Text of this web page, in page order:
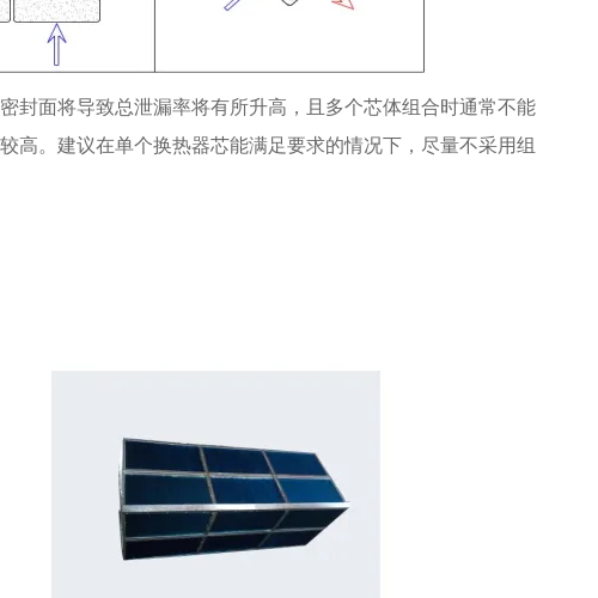
封面将导致总泄漏率将有所升高，且多个芯体组合时通常不能
高。建议在单个换热器芯能满足要求的情况下，尽量不采用组